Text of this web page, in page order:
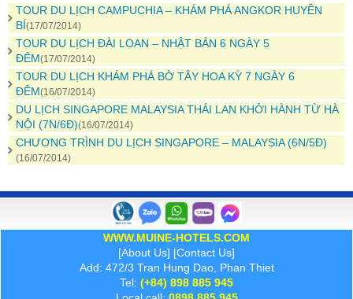
TOUR DU LỊCH CAMPUCHIA – KHÁM PHÁ ANGKOR HUYỀN
BÍ(17/07/2014)
TOUR DU LỊCH ĐÀI LOAN – NHẬT BẢN 6 NGÀY 5
ĐÊM(17/07/2014)
TOUR DU LỊCH KHÁM PHÁ BỜ TÂY HOA KỲ 7 NGÀY 6
ĐÊM(16/07/2014)
DU LỊCH SINGAPORE MALAYSIA THÁI LAN KHỞI HÀNH TỪ HÀ
NỘI (7N/6Đ)(16/07/2014)
CHƯƠNG TRÌNH DU LỊCH SINGAPORE – MALAYSIA (6N/5Đ)
(16/07/2014)
WWW.MUINE-HOTELS.COM
[About Us] [Contact Us]
Add: 472/3 Tran Hung Dao, Phan Thiet
Tel: (+84) 898 885 945